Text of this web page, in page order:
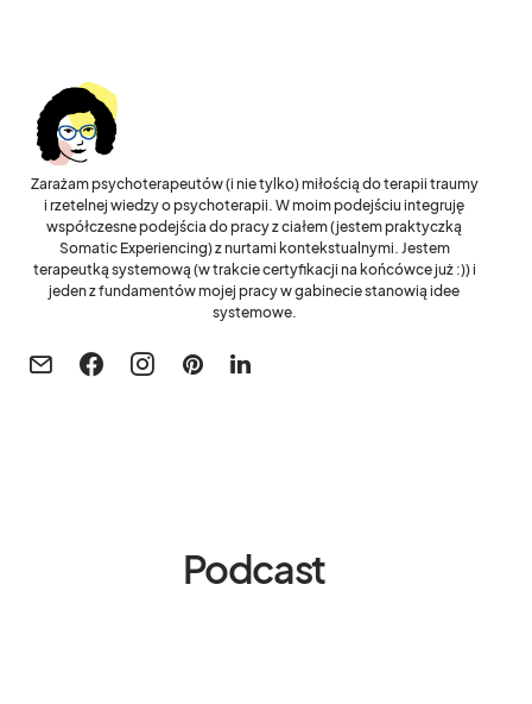
Zarażam psychoterapeutów (i nie tylko) miłością do terapii traumy
i rzetelnej wiedzy o psychoterapii. W moim podejściu integruję
współczesne podejścia do pracy z ciałem (jestem praktyczką
Somatic Experiencing) z nurtami kontekstualnymi. Jestem
terapeutką systemową (w trakcie certyfikacji na końcówce już :)) i
jeden z fundamentów mojej pracy w gabinecie stanowią idee
systemowe.
Podcast